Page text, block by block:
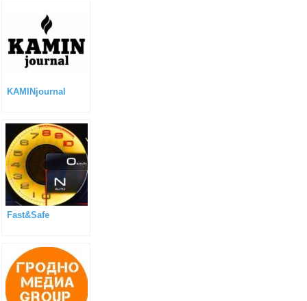
KAMINjournal
Fast&Safe